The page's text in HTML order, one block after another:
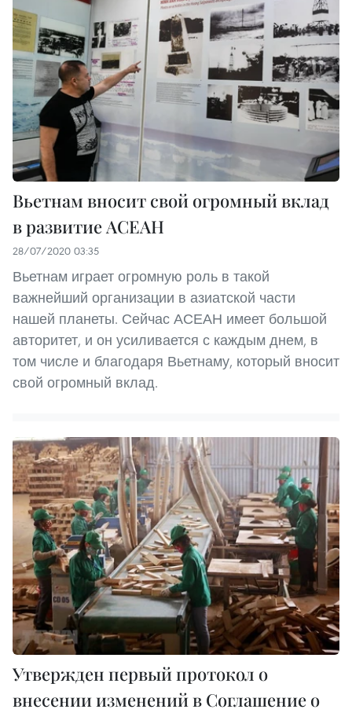
Вьетнам вносит свой огромный вклад
в развитие АСЕАН
28/07/2020 03:35
Вьетнам играет огромную роль в такой
важнейший организации в азиатской части
нашей планеты. Сейчас АСЕАН имеет большой
авторитет, и он усиливается с каждым днем, в
том числе и благодаря Вьетнаму, который вносит
свой огромный вклад.
Утвержден первый протокол о
внесении изменений в Соглашение о